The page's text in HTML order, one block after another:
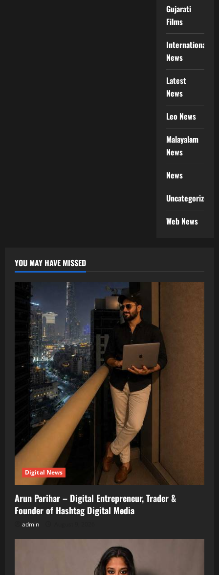
Gujarati
Films
International
News
Latest
News
Leo News
Malayalam
News
News
Uncategorized
Web News
YOU MAY HAVE MISSED
Digital News
Arun Parihar – Digital Entrepreneur, Trader &
Founder of Hashtag Digital Media
admin